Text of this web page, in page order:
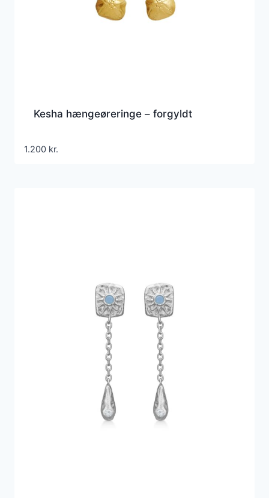
Kesha hængeøreringe – forgyldt
1.200 kr.